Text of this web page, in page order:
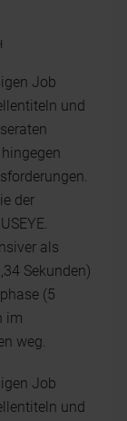
Job
und
der
als
Sekunden)
(5
im
weg.
Job
und